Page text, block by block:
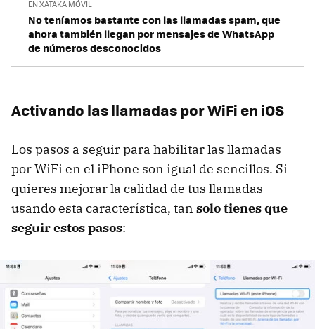
EN XATAKA MÓVIL
No teníamos bastante con las llamadas spam, que
ahora también llegan por mensajes de WhatsApp
de números desconocidos
Activando las llamadas por WiFi en iOS
Los pasos a seguir para habilitar las llamadas
por WiFi en el iPhone son igual de sencillos. Si
quieres mejorar la calidad de tus llamadas
usando esta característica, tan solo tienes que
seguir estos pasos: